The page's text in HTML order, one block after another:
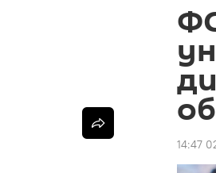
14:47